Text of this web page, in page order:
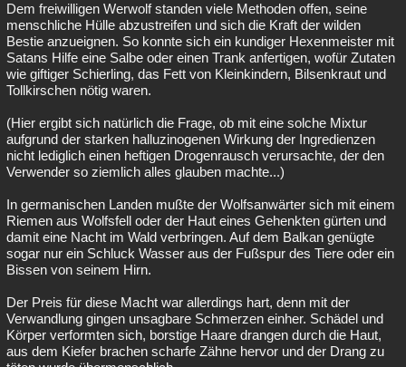
Dem freiwilligen Werwolf standen viele Methoden offen, seine
menschliche Hülle abzustreifen und sich die Kraft der wilden
Bestie anzueignen. So konnte sich ein kundiger Hexenmeister mit
Satans Hilfe eine Salbe oder einen Trank anfertigen, wofür Zutaten
wie giftiger Schierling, das Fett von Kleinkindern, Bilsenkraut und
Tollkirschen nötig waren.
(Hier ergibt sich natürlich die Frage, ob mit eine solche Mixtur
aufgrund der starken halluzinogenen Wirkung der Ingredienzen
nicht lediglich einen heftigen Drogenrausch verursachte, der den
Verwender so ziemlich alles glauben machte...)
In germanischen Landen mußte der Wolfsanwärter sich mit einem
Riemen aus Wolfsfell oder der Haut eines Gehenkten gürten und
damit eine Nacht im Wald verbringen. Auf dem Balkan genügte
sogar nur ein Schluck Wasser aus der Fußspur des Tiere oder ein
Bissen von seinem Hirn.
Der Preis für diese Macht war allerdings hart, denn mit der
Verwandlung gingen unsagbare Schmerzen einher. Schädel und
Körper verformten sich, borstige Haare drangen durch die Haut,
aus dem Kiefer brachen scharfe Zähne hervor und der Drang zu